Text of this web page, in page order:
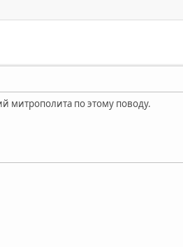
митрополита по этому поводу.